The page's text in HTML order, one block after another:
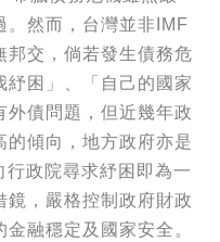
。然而，台灣並非IMF
邦交，倘若發生債務危
紓困」、「自己的國家
外債問題，但近幾年政
的傾向，地方政府亦是
政院尋求紓困即為一
鏡，嚴格控制政府財政
融穩定及國家安全。